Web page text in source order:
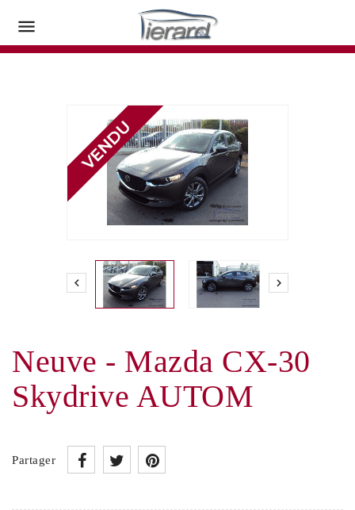

 
Neuve - Mazda CX-30
Skydrive AUTOM
Partager